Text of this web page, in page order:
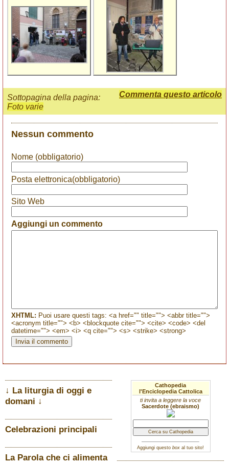
Commenta questo articolo
Sottopagina della pagina:
Foto varie
Nessun commento
Nome (obbligatorio)
Posta elettronica(obbligatorio)
Sito Web
Aggiungi un commento
XHTML: Puoi usare questi tags: <a href="" title=""> <abbr title="">
<acronym title=""> <b> <blockquote cite=""> <cite> <code> <del
datetime=""> <em> <i> <q cite=""> <s> <strike> <strong>
↓ La liturgia di oggi e
domani ↓
Celebrazioni principali
La Parola che ci alimenta
Cathopedia
l'Enciclopedia Cattolica
ti invita a leggere la voce
Sacerdote (ebraismo)
Aggiungi questo box al tuo sito!